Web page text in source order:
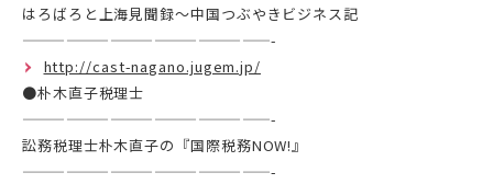
はろばろと上海見聞録～中国つぶやきビジネス記
—————————————————-
http://cast-nagano.jugem.jp/
●朴木直子税理士
—————————————————-
訟務税理士朴木直子の『国際税務NOW!』
—————————————————-